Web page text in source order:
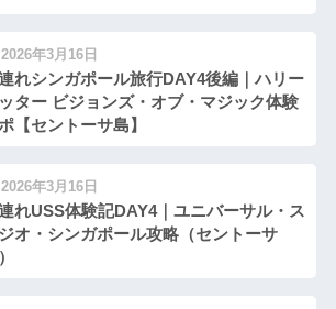
2026年3月16日
れシンガポール旅行DAY4後編｜ハリー
ター ビジョンズ・オブ・マジック体験
【セントーサ島】
2026年3月16日
れUSS体験記DAY4｜ユニバーサル・ス
オ・シンガポール攻略（セントーサ